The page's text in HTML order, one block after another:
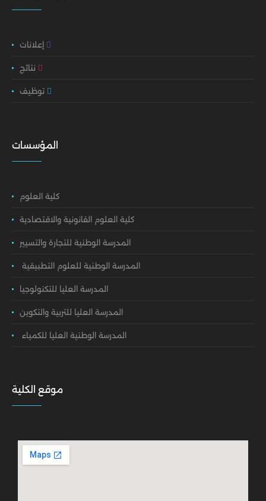
المؤسسات
كلية العلوم
كلية العلوم القانونية والاقتصادية
المدرسة الوطنية للتجارة والتسيير
المدرسة الوطنية للعلوم التطبيقية
المدرسة العليا للتكنولوجيا
المدرسة العليا للتربية والتكوين
المدرسة الوطنية العليا للكمياء
موقع الكلية